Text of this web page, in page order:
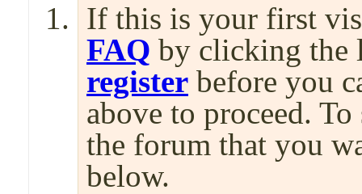
If this is your first
FAQ by clicking the
register before you
above to proceed.
the forum that you
below.